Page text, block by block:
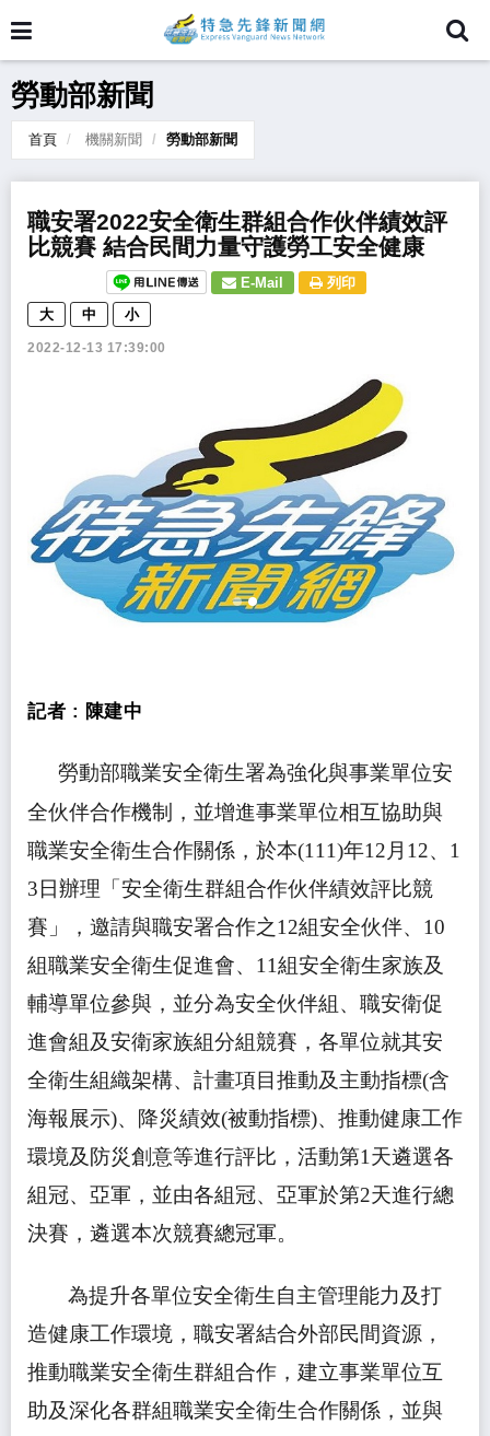
勞動部新聞
首頁 機關新聞 勞動部新聞
職安署2022安全衛生群組合作伙伴績效評
比競賽 結合民間力量守護勞工安全健康
E-Mail
列印
大
中 小
2022-12-13 17:39:00
記者 : 陳建中
勞動部職業安全衛生署為強化與事業單位安
全伙伴合作機制，並增進事業單位相互協助與
職業安全衛生合作關係，於本(111)年12月 12、 1
3 日辦理「安全衛生群組合作伙伴績效評比競
賽」，邀請與職安署合作之12組安全伙伴、 10
組職業安全衛生促進會、 11組安全衛生家族及
輔導單位參與，並分為安全伙伴組、職安衛促
進會組及安衛家族組分組競賽，各單位就其安
全衛生組織架構、計畫項目推動及主動指標(含
海報展示)、降災績效(被動指標)、推動健康工作
環境及防災創意等進行評比，活動第1天遴選各
組冠、亞軍，並由各組冠、亞軍於第2天進行總
決賽，遴選本次競賽總冠軍。
為提升各單位安全衛生自主管理能力及打
造健康工作環境，職安署結合外部民間資源，
推動職業安全衛生群組合作，建立事業單位互
助及深化各群組職業安全衛生合作關係，並與